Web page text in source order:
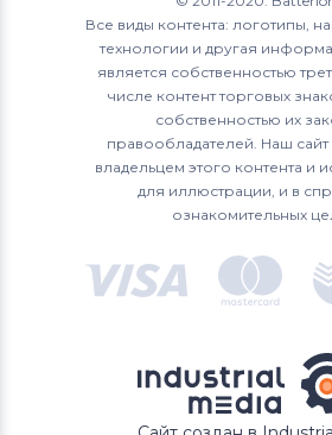
Все виды контента: логотипы,
технологии и другая
является собственностью
числе контент торговых
собственностью их
правообладателей. Наш сайт
владельцем этого контента и
для иллюстрации, и в
ознакомительных